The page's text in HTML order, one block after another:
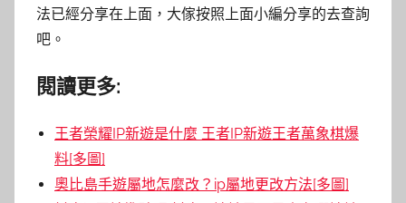
法已經分享在上面，大傢按照上面小編分享的去查詢
吧。
閱讀更多:
王者榮耀IP新遊是什麼 王者IP新遊王者萬象棋爆
料[多圖]
奧比島手遊屬地怎麼改？ip屬地更改方法[多圖]